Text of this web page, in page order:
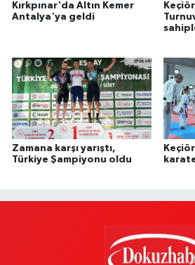
Kırkpınar'da Altın Kemer
Antalya'ya geldi
Zamana karşı yarıştı,
Türkiye Şampiyonu oldu